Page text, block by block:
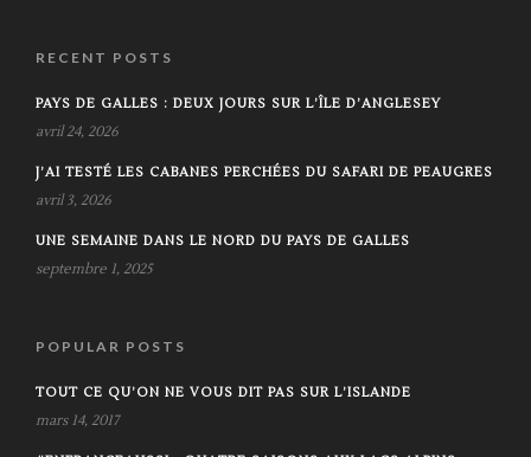
RECENT POSTS
PAYS DE GALLES : DEUX JOURS SUR L’ÎLE D’ANGLESEY
avril 24, 2026
J’AI TESTÉ LES CABANES PERCHÉES DU SAFARI DE PEAUGRES
avril 3, 2026
UNE SEMAINE DANS LE NORD DU PAYS DE GALLES
septembre 1, 2025
POPULAR POSTS
TOUT CE QU’ON NE VOUS DIT PAS SUR L’ISLANDE
mars 14, 2017